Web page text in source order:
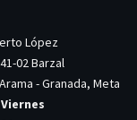
López
02 Barzal
- Granada, Meta